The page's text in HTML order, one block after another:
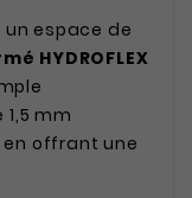
espace de
HYDROFLEX
mm
offrant une